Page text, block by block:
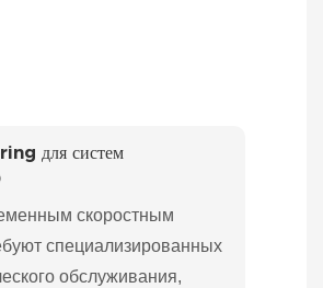
для систем
скоростным
специализированных
обслуживания,